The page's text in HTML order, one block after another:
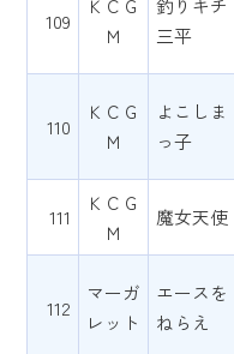
109
ＫＣＧ
Ｍ
釣りキチ
三平
110
ＫＣＧ
Ｍ
よこしま
っ子
111
ＫＣＧ
Ｍ
魔女天使
112
マーガ
レット
エースを
ねらえ